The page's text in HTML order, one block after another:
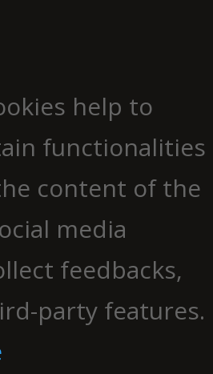
help to
functionalities
content of the
media
feedbacks,
party features.